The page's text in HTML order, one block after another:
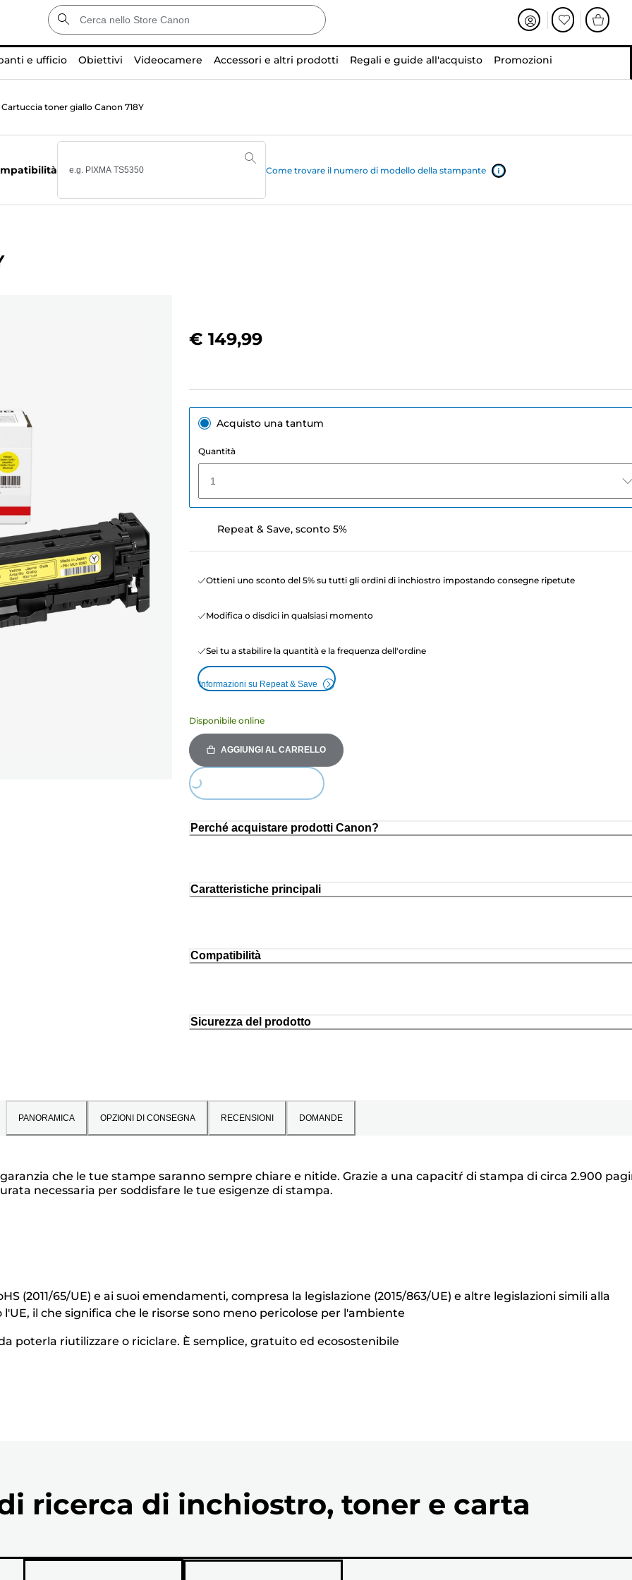
e ufficio Obiettivi Videocamere Accessori e altri prodotti Regali e guide all'acquisto Promozioni
Cartuccia toner giallo Canon 718Y
Come trovare il numero di modello della stampante
€ 149,99
Acquisto una tantum
Quantità
1
Repeat & Save, sconto 5%
Ottieni uno sconto del 5% su tutti gli ordini di inchiostro impostando consegne ripetute
Modifica o disdici in qualsiasi momento
Sei tu a stabilire la quantità e la frequenza dell'ordine
Informazioni su Repeat & Save
Disponibile online
AGGIUNGI AL CARRELLO
Loading...
Perché acquistare prodotti Canon?
Caratteristiche principali
Compatibilità
Sicurezza del prodotto
PANORAMICA OPZIONI DI CONSEGNA RECENSIONI DOMANDE
che le tue stampe saranno sempre chiare e nitide. Grazie a una capacitŕ di stampa di circa 2.900
necessaria per soddisfare le tue esigenze di stampa.
(2011/65/UE) e ai suoi emendamenti, compresa la legislazione (2015/863/UE) e altre legislazioni simili alla
il che significa che le risorse sono meno pericolose per l'ambiente
poterla riutilizzare o riciclare. È semplice, gratuito ed ecosostenibile
ricerca di inchiostro, toner e carta